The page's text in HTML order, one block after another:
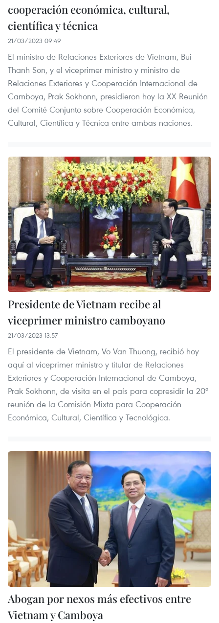
cooperación económica, cultural,
científica y técnica
21/03/2023 09:49
El ministro de Relaciones Exteriores de Vietnam, Bui
Thanh Son, y el viceprimer ministro y ministro de
Relaciones Exteriores y Cooperación Internacional de
Camboya, Prak Sokhonn, presidieron hoy la XX Reunión
del Comité Conjunto sobre Cooperación Económica,
Cultural, Científica y Técnica entre ambas naciones.
Presidente de Vietnam recibe al
viceprimer ministro camboyano
21/03/2023 13:57
El presidente de Vietnam, Vo Van Thuong, recibió hoy
aquí al viceprimer ministro y titular de Relaciones
Exteriores y Cooperación Internacional de Camboya,
Prak Sokhonn, de visita en el país para copresidir la 20ª
reunión de la Comisión Mixta para Cooperación
Económica, Cultural, Científica y Tecnológica.
Abogan por nexos más efectivos entre
Vietnam y Camboya